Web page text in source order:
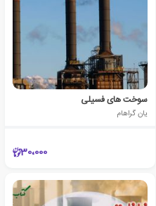
سوخت های فسیلی
یان گراهام
30،000